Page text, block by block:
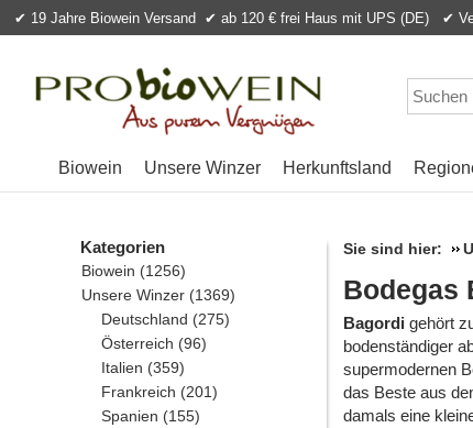
✔ 19 Jahre Biowein Versand ✔ ab 120 € frei Haus mit UPS (DE) ✔
Biowein Unsere Winzer Herkunftsland
Kategorien
Biowein (1256)
Unsere Winzer (1369)
Deutschland (275)
Österreich (96)
Italien (359)
Frankreich (201)
Spanien (155)
Sie sind hier:
Bodegas
Bagordi gehört
bodenständiger
supermodernen
das Beste aus
damals eine